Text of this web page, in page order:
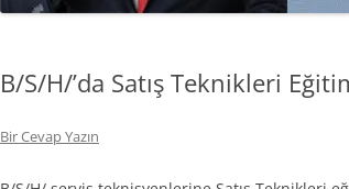
B/S/H/’da Satış Teknikleri
Bir Cevap Yazın